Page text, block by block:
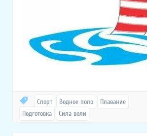
Спорт Водное поло
Плавание
Подготовка
Сила воли